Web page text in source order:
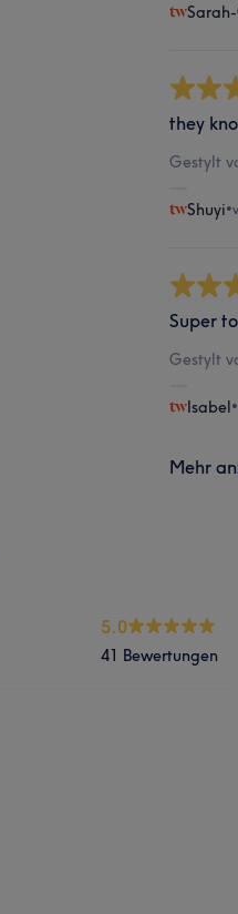
they
Gestylt
Shuyi•
Super
Gestylt
Isabel•
Mehr
5.0
41 Bewertungen